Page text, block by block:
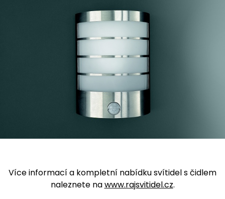
Více informací a kompletní nabídku svítidel s čidlem
naleznete nawww.rajsvitidel.cz.